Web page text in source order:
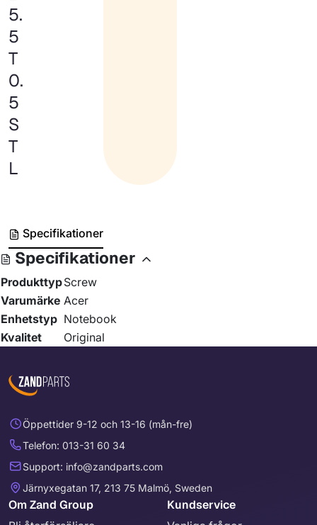
5.
5
T
0.
5
S
T
L
Specifikationer
Specifikationer
ProdukttypScrew
Varumärke Acer
Enhetstyp Notebook
Kvalitet
Original
Öppettider 9-12 och 13-16 (mån-fre)
Telefon: 013-31 60 34
Support: info@zandparts.com
Järnyxegatan 17, 213 75 Malmö, Sweden
Om Zand Group Kundservice